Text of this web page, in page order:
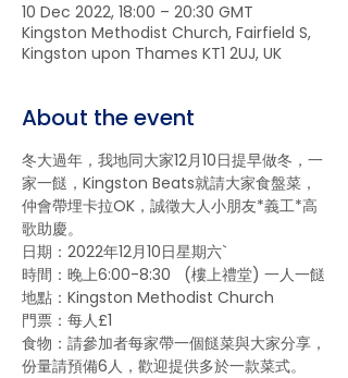
10 Dec 2022, 18:00 – 20:30 GMT
Kingston Methodist Church, Fairfield S,
Kingston upon Thames KT1 2UJ, UK
About the event
冬大過年，我地同大家12月10日提早做冬，一
家一餸，Kingston Beats就請大家食盤菜，
仲會帶埋卡拉OK，誠徵大人小朋友*義工*高
歌助慶。
日期：2022年12月10日星期六`
時間：晚上6:00-8:30   (樓上禮堂) 一人一餸
地點：Kingston Methodist Church
門票：每人£1
食物：請參加者每家帶一個餸菜與大家分享，
份量請預備6人，歡迎提供多於一款菜式。